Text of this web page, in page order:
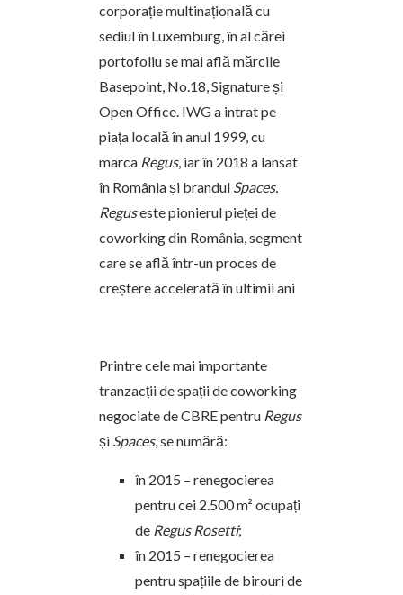
corporație multinațională cu
sediul în Luxemburg, în al cărei
portofoliu se mai află mărcile
Basepoint, No.18, Signature și
Open Office. IWG a intrat pe
piața locală în anul 1999, cu
marca Regus, iar în 2018 a lansat
în România și brandul Spaces.
Reguseste pionierul pieței de
coworking din România, segment
care se află într-un proces de
creștere accelerată în ultimii ani
Printre cele mai importante
tranzacții de spații de coworking
negociate de CBRE pentru Regus
și Spaces, se numără:
în 2015 – renegocierea
pentru cei 2.500 m² ocupați
de Regus Rosetti;
în 2015 – renegocierea
pentru spațiile de birouri de